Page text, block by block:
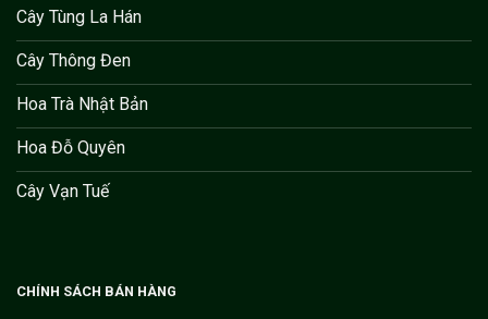
Cây Tùng La Hán
Cây Thông Đen
Hoa Trà Nhật Bản
Hoa Đỗ Quyên
Cây Vạn Tuế
CHÍNH SÁCH BÁN HÀNG